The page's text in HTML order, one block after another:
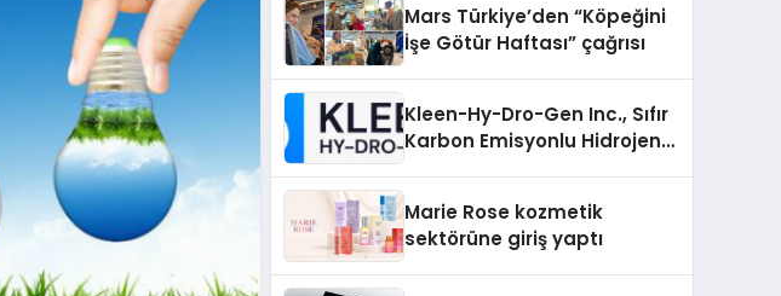
Mars Türkiye’den “Köpeğini
İşe Götür Haftası” çağrısı
Kleen-Hy-Dro-Gen Inc., Sıfır
Karbon Emisyonlu Hidrojen
Aldı
Marie Rose kozmetik
sektörüne giriş yaptı